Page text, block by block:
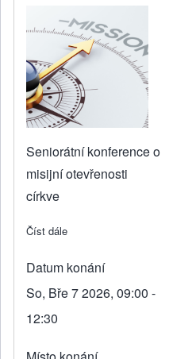
Seniorátní konference o
misijní otevřenosti
církve
Číst dále
Datum konání
So, Bře 7 2026, 09:00 -
12:30